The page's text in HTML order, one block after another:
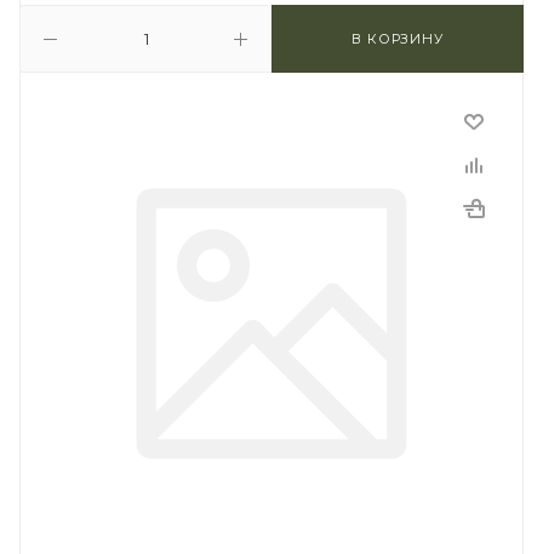
В КОРЗИНУ